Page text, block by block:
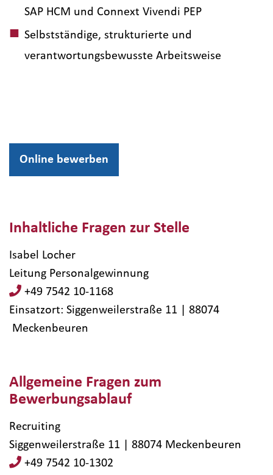
SAP HCM und Connext Vivendi PEP
Selbstständige, strukturierte und
verantwortungsbewusste Arbeitsweise
Inhaltliche Fragen zur Stelle
Isabel Locher
Leitung Personalgewinnung
+49 7542 10-1168
Einsatzort: Siggenweilerstraße 11 | 88074​
Meckenbeuren
Allgemeine Fragen zum
Bewerbungsablauf
Recruiting
Siggenweilerstraße 11 | 88074 Meckenbeuren
+49 7542 10-1302
Online bewerben